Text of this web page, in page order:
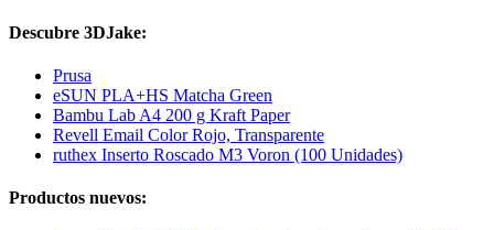
Descubre 3DJake:
Prusa
eSUN PLA+HS Matcha Green
Bambu Lab A4 200 g Kraft Paper
Revell Email Color Rojo, Transparente
ruthex Inserto Roscado M3 Voron (100 Unidades)
Productos nuevos: